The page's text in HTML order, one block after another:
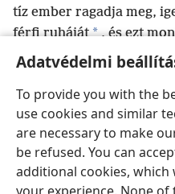
Adatvédelmi
To provide you with the
use cookies and similar
are necessary to make
be refused. You can
additional cookies,
tíz ember ragadja meg,
férfi ruháját * , és ezt
menni,
+mert hallottuk,
Magyar
Copyright © 2026 Watch Tower
Felhasználási feltételek
Adatvédelmi beállítások